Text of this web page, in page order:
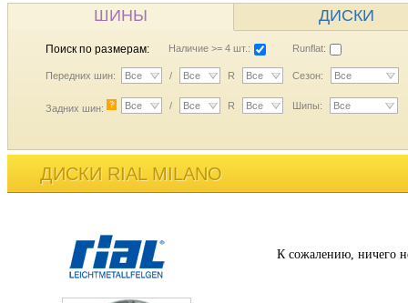
ШИНЫ ДИСКИ
Поиск по размерам: Наличие >= 4 шт.: Runflat:
Передних шин: Все / Все R Все Сезон: Все
Задних шин: ? Все / Все R Все Шипы: Все
ДИСКИ RIAL MILANO
К сожалению, ничего